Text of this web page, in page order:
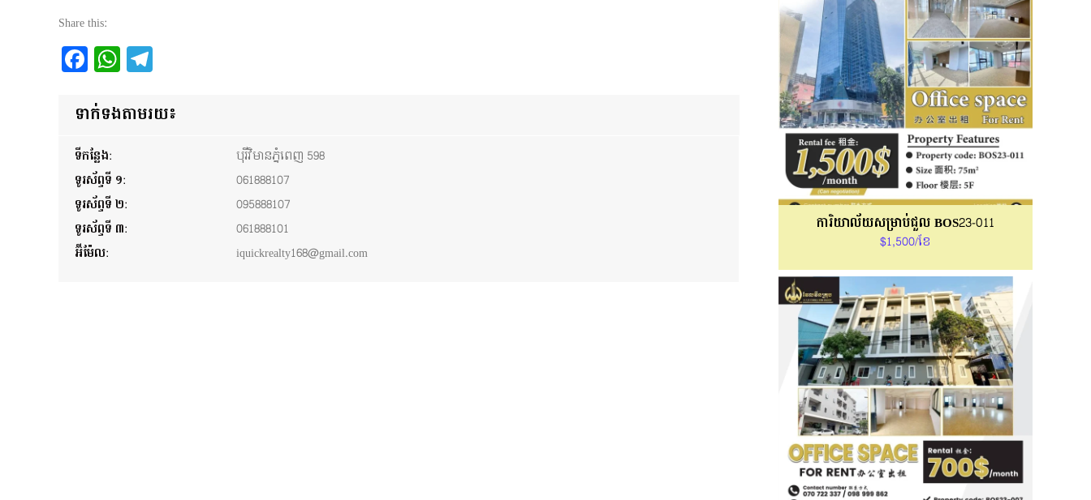
Share this:
Facebook
WhatsApp
ទាក់ទងតាមរយ៖
ទីកន្លែង:
បុរីវិមានភ្នំពេញ 598
ទូរស័ព្ទទី ១:
061888107
ទូរស័ព្ទទី ២:
095888107
ទូរស័ព្ទទី ៣:
061888101
អ៊ីម៉ែល:
iquickrealty168@gmail.com
ការិយាល័យសម្រាប់ជួល BOS23-011
$1,500/ខែ